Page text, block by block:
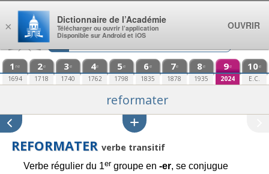
Aller au contenu
1 re
1694
2e
1718
3e
1740
4e
1762
5e
1798
6e
1835
7e
1878
8e
1935
9e
2024
10e
E.C.
reformater
REFORMATER verbe transitif
Verbe régulier du 1ergroupe en -er, se conjugue
×
Dictionnaire de l’Académie
Télécharger ou ouvrir l’application
Disponible sur Android et iOS
OUVRIR